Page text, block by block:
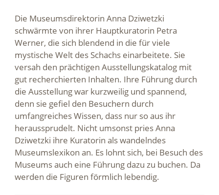
Die Museumsdirektorin Anna Dziwetzki
schwärmte von ihrer Hauptkuratorin Petra
Werner, die sich blendend in die für viele
mystische Welt des Schachs einarbeitete. Sie
versah den prächtigen Ausstellungskatalog mit
gut recherchierten Inhalten. Ihre Führung durch
die Ausstellung war kurzweilig und spannend,
denn sie gefiel den Besuchern durch
umfangreiches Wissen, dass nur so aus ihr
heraussprudelt. Nicht umsonst pries Anna
Dziwetzki ihre Kuratorin als wandelndes
Museumslexikon an. Es lohnt sich, bei Besuch des
Museums auch eine Führung dazu zu buchen. Da
werden die Figuren förmlich lebendig.